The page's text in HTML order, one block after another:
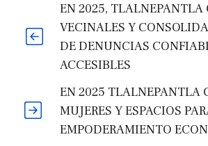
EN 2025, TLALNEPANTLA
VECINALES Y
DE DENUNCIAS
ACCESIBLES
EN 2025 TLALNEPANTLA
MUJERES Y ESPACIOS
EMPODERAMIENTO